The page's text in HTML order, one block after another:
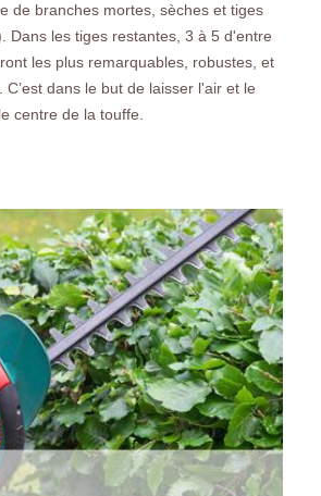
de branches mortes, sèches et tiges
Dans les tiges restantes, 3 à 5 d'entre
les plus remarquables, robustes, et
C’est dans le but de laisser l'air et le
centre de la touffe.